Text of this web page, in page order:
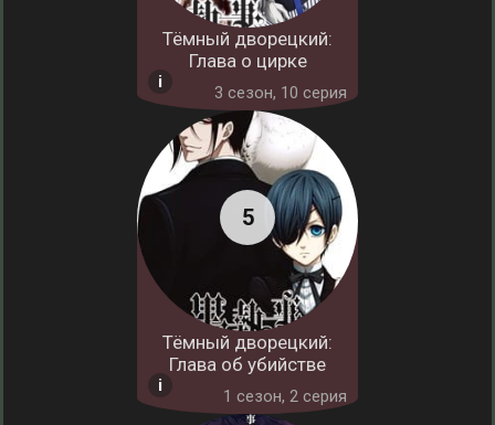
Тёмный дворецкий:
Глава о цирке
3 cезон, 10 серия
Тёмный дворецкий:
Глава об убийстве
1 cезон, 2 серия